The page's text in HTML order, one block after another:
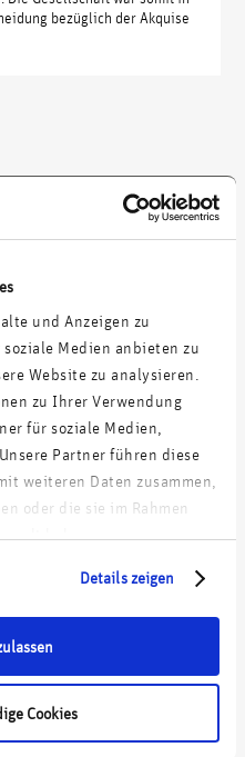
und Anzeigen zu
Medien anbieten zu
Website zu analysieren.
zu Ihrer Verwendung
für soziale Medien,
Partner führen diese
weiteren Daten zusammen,
oder die sie im Rahmen
haben.
Details zeigen
Cookies
bezüglich der Akquise
für führendes
für produzierendes
Reaktivierung veralteter Leads